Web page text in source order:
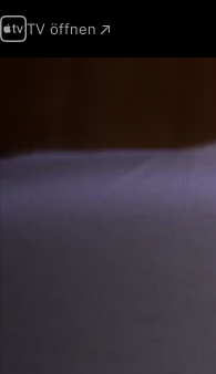
TV öffnen